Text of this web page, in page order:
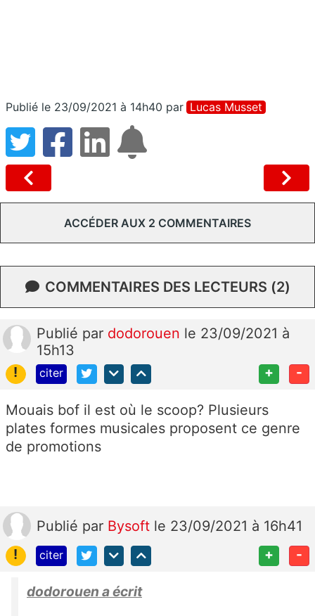
Publié le 23/09/2021 à 14h40 par Lucas Musset
ACCÉDER AUX 2 COMMENTAIRES
COMMENTAIRES DES LECTEURS (2)
Publié par dodorouen le 23/09/2021 à
15h13
!
citer + -
Mouais bof il est où le scoop? Plusieurs
plates formes musicales proposent ce genre
de promotions
Publié par Bysoft le 23/09/2021 à 16h41
!
citer + -
dodorouen a écrit